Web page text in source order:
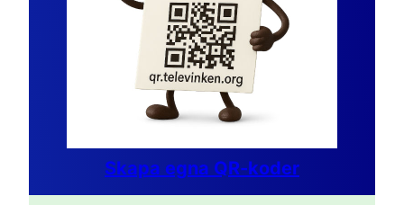
Skapa egna QR-koder